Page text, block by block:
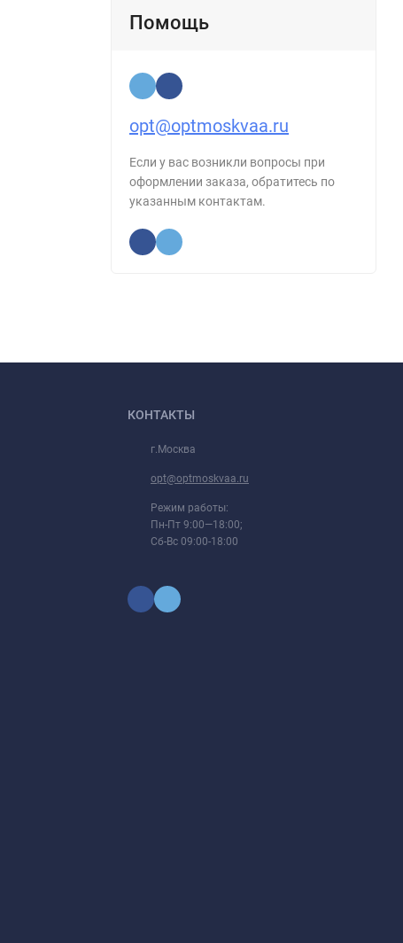
Помощь
opt@optmoskvaa.ru
Если у вас возникли вопросы при
оформлении заказа, обратитесь по
указанным контактам.
КОНТАКТЫ
г.Москва
opt@optmoskvaa.ru
Режим работы:
Пн-Пт 9:00—18:00;
Сб-Вс 09:00-18:00